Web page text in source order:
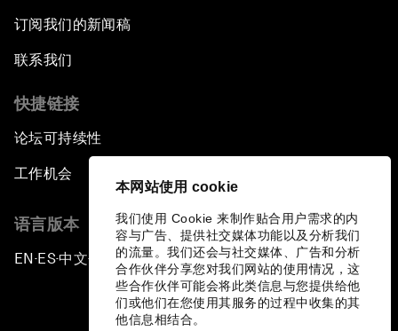
本网站使用 cookie
我们使用 Cookie 来制作贴合用户需求的内
容与广告、提供社交媒体功能以及分析我们
的流量。我们还会与社交媒体、广告和分析
合作伙伴分享您对我们网站的使用情况，这
些合作伙伴可能会将此类信息与您提供给他
们或他们在您使用其服务的过程中收集的其
他信息相结合。
订阅我们的新闻稿
联系我们
快捷链接
论坛可持续性
工作机会
语言版本
EN ▪ES▪中文▪ 日本語